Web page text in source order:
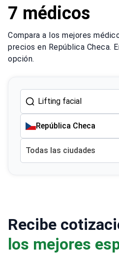
7 médicos
Compara a los mejores
precios en República Checa.
opción.
República Checa
Todas las ciudades
Recibe
los mejores